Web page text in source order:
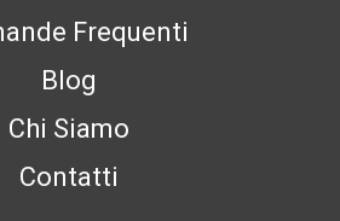
Frequenti
Blog
Chi Siamo
Contatti